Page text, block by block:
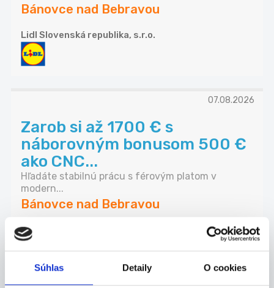
Súhlas Detaily O cookies
Bánovce nad Bebravou
Lidl Slovenská republika, s.r.o.
07.08.2026
Zarob si až 1700 € s
náborovným bonusom 500 €
ako CNC...
Hľadáte stabilnú prácu s férovým platom v
modern...
Bánovce nad Bebravou
INDEX NOSLUŠ s.r.o.